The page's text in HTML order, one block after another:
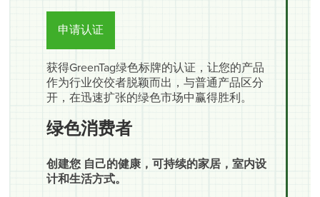
申请认证
获得GreenTag绿色标牌的认证，让您的产品
作为行业佼佼者脱颖而出，与普通产品区分
开，在迅速扩张的绿色市场中赢得胜利。
绿色消费者
创建您 自己的健康，可持续的家居，室内设
计和生活方式。